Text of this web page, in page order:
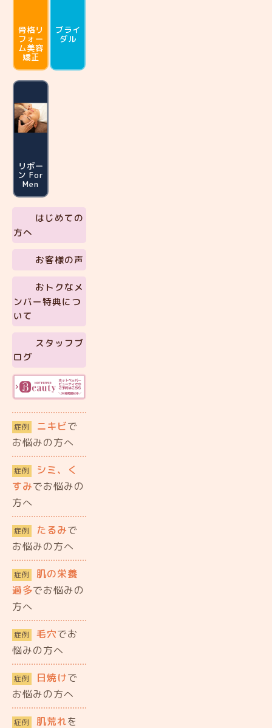
骨格リ
フォー
ム美容
矯正
ブライ
ダル
リボー
ン For
Men
はじめての
方へ
お客様の声
おトクなメ
ンバー特典につ
いて
スタッフブ
ログ
症例 ニキビで
お悩みの方へ
症例
シミ、く
すみでお悩みの
方へ
症例 たるみで
お悩みの方へ
症例
肌の栄養
過多でお悩みの
方へ
症例 毛穴でお
悩みの方へ
症例 日焼けで
お悩みの方へ
症例 肌荒れを